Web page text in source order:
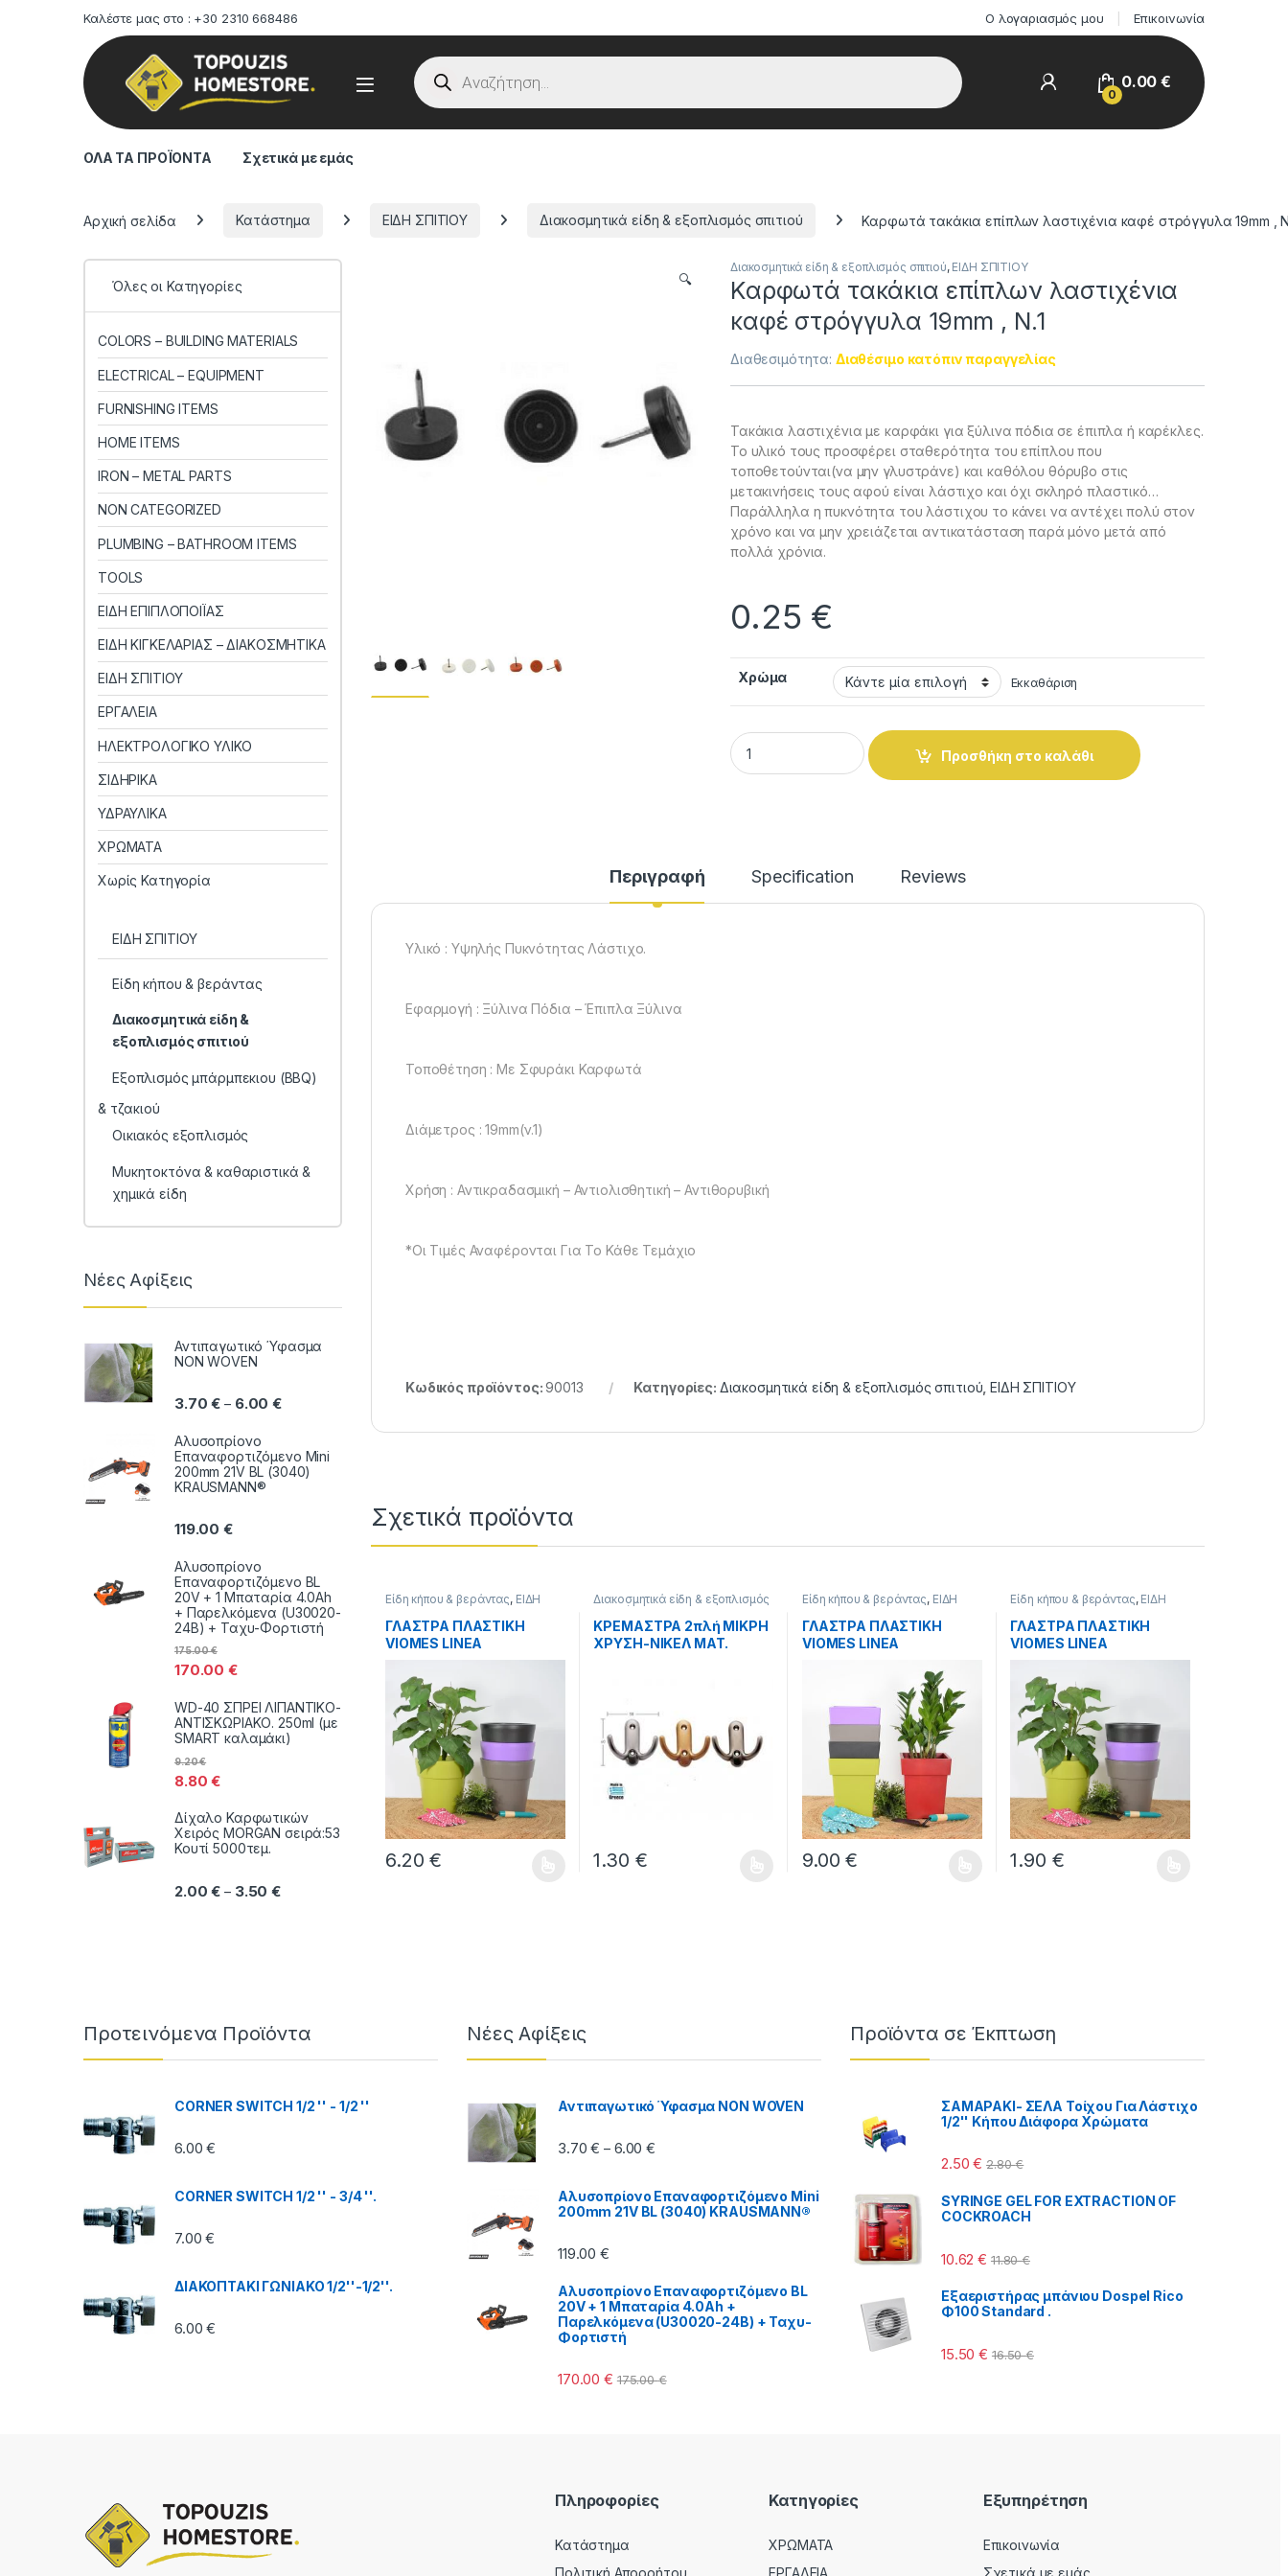
Καλέστε μας στο : +30 2310 668486 Ο λογαριασμός μου Επικοινωνία
Products search
0
0.00€
ΟΛΑ ΤΑ ΠΡΟΪΟΝΤΑ Σχετικά με εμάς
Αρχική σελίδα Κατάστημα ΕΙΔΗ ΣΠΙΤΙΟΥ Διακοσμητικά είδη & εξοπλισμός σπιτιού Καρφωτά τακάκια επίπλων λαστιχένια καφέ στρόγγυλα 19mm ,
🔍
Διακοσμητικά είδη & εξοπλισμός σπιτιού, ΕΙΔΗ ΣΠΙΤΙΟΥ
Καρφωτά τακάκια επίπλων λαστιχένια
καφέ στρόγγυλα 19mm , Ν.1
Διαθεσιμότητα: Διαθέσιμο κατόπιν παραγγελίας
Τακάκια λαστιχένια με καρφάκι για ξύλινα πόδια σε έπιπλα ή καρέκλες.
Το υλικό τους προσφέρει σταθερότητα του επίπλου που
τοποθετούνται(να μην γλυστράνε) και καθόλου θόρυβο στις
μετακινήσεις τους αφού είναι λάστιχο και όχι σκληρό πλαστικό…
Παράλληλα η πυκνότητα του λάστιχου το κάνει να αντέχει πολύ στον
χρόνο και να μην χρειάζεται αντικατάσταση παρά μόνο μετά από
πολλά χρόνια.
0.25 €
Χρώμα Εκκαθάριση
Καρφωτά τακάκια επίπλων λαστιχένια καφέ στρόγγυλα 19mm , Ν.1 quantity
Προσθήκη στο καλάθι
Περιγραφή Specification Reviews
Υλικό : Υψηλής Πυκνότητας Λάστιχο.
Εφαρμογή : Ξύλινα Πόδια – Έπιπλα Ξύλινα
Τοποθέτηση : Με Σφυράκι Καρφωτά
Διάμετρος : 19mm(ν.1)
Χρήση : Αντικραδασμική – Αντιολισθητική – Αντιθορυβική
*Οι Τιμές Αναφέρονται Για Το Κάθε Τεμάχιο
Κωδικός προϊόντος:90013 Κατηγορίες: Διακοσμητικά είδη & εξοπλισμός σπιτιού ,ΕΙΔΗ ΣΠΙΤΙΟΥ
Σχετικά προϊόντα
Είδη κήπου & βεράντας, ΕΙΔΗ
ΣΠΙΤΙΟΥ
ΓΛΑΣΤΡΑ ΠΛΑΣΤΙΚΗ
VIOMES LINEA
ΣΤΡΟΓΓΥΛΗ ν.872 30cm
ΕΠΙ 28,5cm.
6.20€
Διακοσμητικά είδη & εξοπλισμός
σπιτιού , ΕΙΔΗ ΣΠΙΤΙΟΥ
ΚΡΕΜΑΣΤΡΑ 2πλή ΜΙΚΡΗ
ΧΡΥΣΗ-ΝΙΚΕΛ ΜΑΤ.
1.30 €
Είδη κήπου & βεράντας, ΕΙΔΗ
ΣΠΙΤΙΟΥ
ΓΛΑΣΤΡΑ ΠΛΑΣΤΙΚΗ
VIOMES LINEA
9.00€
Είδη κήπου & βεράντας, ΕΙΔΗ
ΣΠΙΤΙΟΥ
ΓΛΑΣΤΡΑ ΠΛΑΣΤΙΚΗ
VIOMES LINEA
ΣΤΡΟΓΓΥΛΗ ν.869 16cm
ΕΠΙ 16cm.
1.90 €
Όλες οι Κατηγορίες
COLORS – BUILDING MATERIALS
ELECTRICAL – EQUIPMENT
FURNISHING ITEMS
HOME ITEMS
IRON – METAL PARTS
NON CATEGORIZED
PLUMBING – BATHROOM ITEMS
TOOLS
ΕΙΔΗ ΕΠΙΠΛΟΠΟΙΪΑΣ
ΕΙΔΗ ΚΙΓΚΕΛΑΡΙΑΣ – ΔΙΑΚΟΣΜΗΤΙΚΑ
ΕΙΔΗ ΣΠΙΤΙΟΥ
ΕΡΓΑΛΕΙΑ
ΗΛΕΚΤΡΟΛΟΓΙΚΟ ΥΛΙΚΟ
ΣΙΔΗΡΙΚΑ
ΥΔΡΑΥΛΙΚΑ
ΧΡΩΜΑΤΑ
Χωρίς Κατηγορία
ΕΙΔΗ ΣΠΙΤΙΟΥ
Είδη κήπου & βεράντας
Διακοσμητικά είδη &
εξοπλισμός σπιτιού
Εξοπλισμός μπάρμπεκιου (BBQ)
& τζακιού
Οικιακός εξοπλισμός
Μυκητοκτόνα & καθαριστικά &
χημικά είδη
Νέες Αφίξεις
Αντιπαγωτικό Ύφασμα
NON WOVEN
3.70€ – 6.00€Price range: 3.70 € through 6.00 €
Αλυσοπρίονο
Επαναφορτιζόμενο Mini
200mm 21V BL (3040)
KRAUSMANN®
119.00€
Αλυσοπρίονο
Επαναφορτιζόμενο BL
20V + 1 Μπαταρία 4.0Ah
+ Παρελκόμενα (U30020-
24B) + Ταχυ-Φορτιστή
170.00€
175.00€
WD-40 ΣΠΡΕΙ ΛΙΠΑΝΤΙΚΟ-
ΑΝΤΙΣΚΩΡΙΑΚΟ. 250ml (με
SMART καλαμάκι)
8.80€
9.20€
Δίχαλο Καρφωτικών
Χειρός MORGAN σειρά:53
Κουτί 5000τεμ.
2.00€ – 3.50€Price range: 2.00 € through 3.50 €
Brands Carousel
Προτεινόμενα Προϊόντα
CORNER SWITCH 1/2 '' - 1/2 ''
6.00€
CORNER SWITCH 1/2 '' - 3/4 ''.
7.00€
ΔΙΑΚΟΠΤΑΚΙ ΓΩΝΙΑΚΟ 1/2''-1/2''.
6.00€
Νέες Αφίξεις
Αντιπαγωτικό Ύφασμα NON WOVEN
3.70€ – 6.00€ Price range: 3.70 € through 6.00 €
Αλυσοπρίονο Επαναφορτιζόμενο Mini
200mm 21V BL (3040) KRAUSMANN®
119.00€
Αλυσοπρίονο Επαναφορτιζόμενο BL
20V + 1 Μπαταρία 4.0Ah +
Παρελκόμενα (U30020-24B) + Ταχυ-
Φορτιστή
170.00€ 175.00€
Προϊόντα σε Έκπτωση
ΣΑΜΑΡΑΚΙ- ΣΕΛΑ Τοίχου Για Λάστιχο
1/2'' Κήπου Διάφορα Χρώματα
2.50€ 2.80€
SYRINGE GEL FOR EXTRACTION OF
COCKROACH
10.62€ 11.80€
Εξαεριστήρας μπάνιου Dospel Rico
Φ100 Standard .
15.50€ 16.50€
Πληροφορίες
Κατάστημα
Πολιτική Απορρήτου
Κατηγορίες
ΧΡΩΜΑΤΑ
ΕΡΓΑΛΕΙΑ
Εξυπηρέτηση
Επικοινωνία
Σχετικά με εμάς